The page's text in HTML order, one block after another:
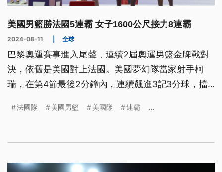
美國男籃勝法國5連霸 女子1600公尺接力8連霸
2024-08-11 全球
巴黎奧運賽事進入尾聲，連續2屆奧運男籃金牌戰對
決，依舊是美國對上法國。美國夢幻隊當家射手柯
瑞，在第4節最後2分鐘內，連續飆進3記3分球，擋
金，完成美國奧運5連霸。另外，在女子1600公尺田
奪下金牌，距離田徑史上最佳紀錄只差0.1秒。
法國隊 美國男籃 美國隊 連霸 ...